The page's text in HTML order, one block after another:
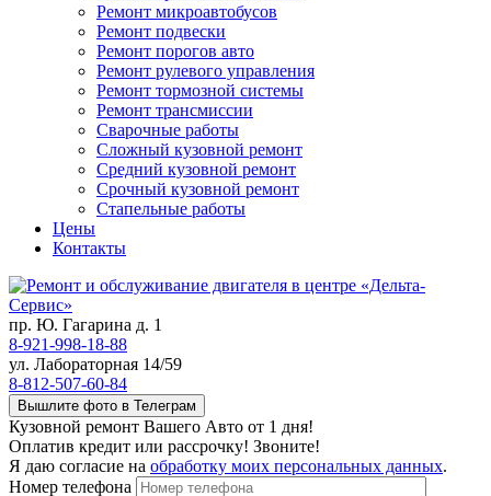
Ремонт микроавтобусов
Ремонт подвески
Ремонт порогов авто
Ремонт рулевого управления
Ремонт тормозной системы
Ремонт трансмиссии
Сварочные работы
Сложный кузовной ремонт
Средний кузовной ремонт
Срочный кузовной ремонт
Стапельные работы
Цены
Контакты
пр. Ю. Гагарина д. 1
8-921-998-18-88
ул. Лабораторная 14/59
8-812-507-60-84
Вышлите фото в Телеграм
Кузовной ремонт Вашего Авто от 1 дня!
Оплатив кредит или рассрочку! Звоните!
Я даю согласие на обработку моих персональных данных.
Номер телефона